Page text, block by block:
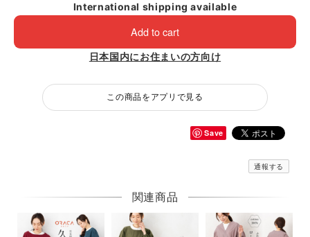
International shipping available
Add to cart
日本国内にお住まいの方向け
この商品をアプリで見る
Save
通報する
関連商品